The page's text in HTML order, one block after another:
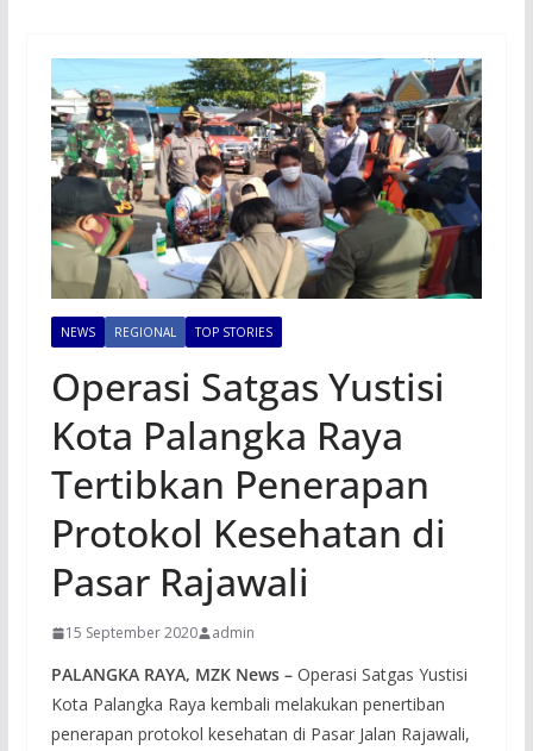
NEWS REGIONAL TOP STORIES
Operasi Satgas Yustisi
Kota Palangka Raya
Tertibkan Penerapan
Protokol Kesehatan di
Pasar Rajawali
15 September 2020 admin
PALANGKA RAYA, MZK News – Operasi Satgas Yustisi
Kota Palangka Raya kembali melakukan penertiban
penerapan protokol kesehatan di Pasar Jalan Rajawali,